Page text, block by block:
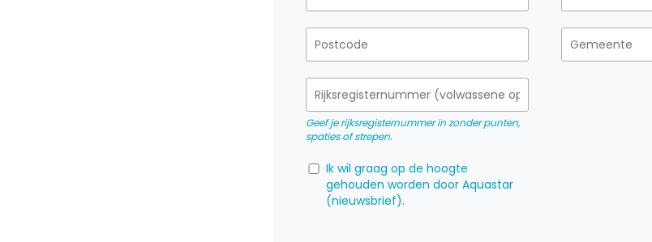
Geef je rijksregisternummer in zonder punten,
spaties of strepen.
Ik wil graag op de hoogte
gehouden worden door Aquastar
(nieuwsbrief).